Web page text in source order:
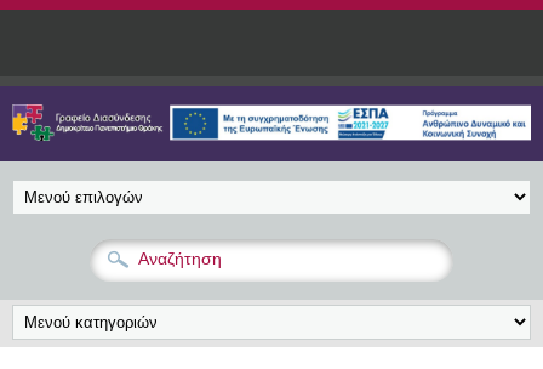
Παράκαμψη προς το κυρίως περιεχόμενο